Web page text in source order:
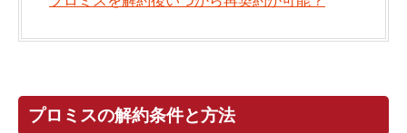
プロミスの解約条件と方法